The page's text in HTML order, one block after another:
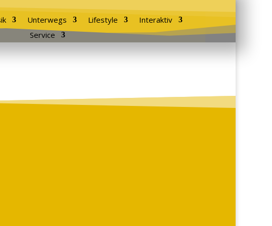
Unterwegs Lifestyle
Interaktiv
Service